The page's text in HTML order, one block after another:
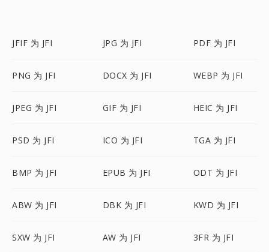
JFIF 为 JFI JPG 为 JFI PDF 为 JFI
PNG 为 JFI DOCX 为 JFI WEBP 为 JFI
JPEG 为 JFI GIF 为 JFI HEIC 为 JFI
PSD 为 JFI ICO 为 JFI TGA 为 JFI
BMP 为 JFI EPUB 为 JFI ODT 为 JFI
ABW 为 JFI DBK 为 JFI KWD 为 JFI
SXW 为 JFI AW 为 JFI 3FR 为 JFI